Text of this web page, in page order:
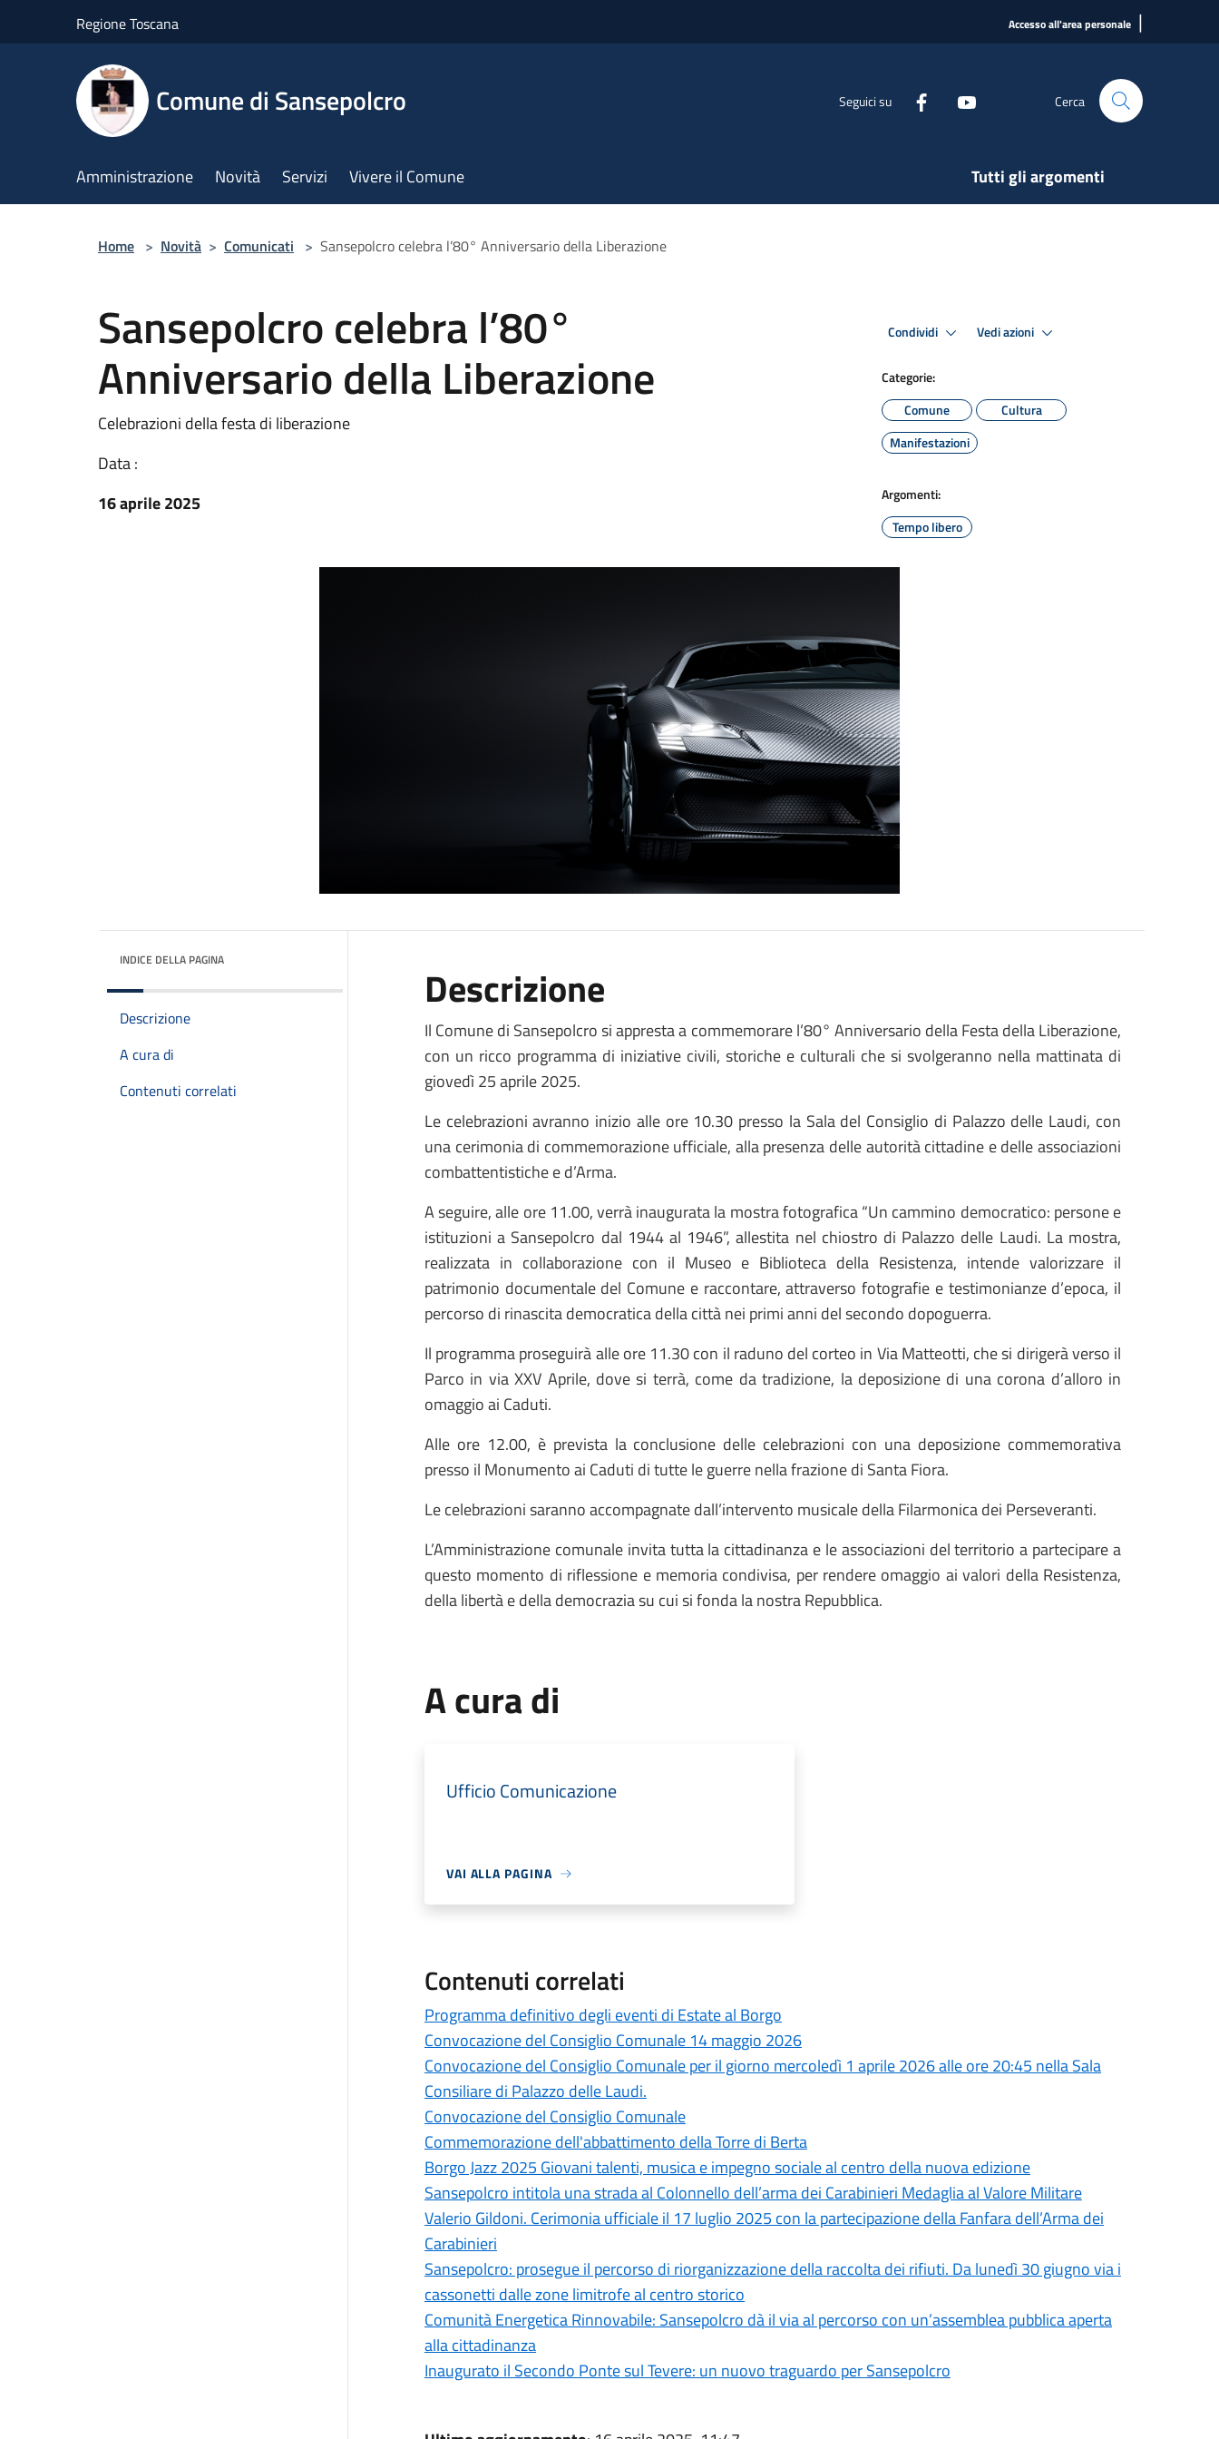
Regione Toscana Accesso all'area personale |
Comune di Sansepolcro Seguici su Cerca
Amministrazione Novità Servizi Vivere il Comune Tutti gli argomenti
Home > Novità > Comunicati > Sansepolcro celebra l’80° Anniversario della Liberazione
Sansepolcro celebra l’80°
Anniversario della Liberazione
Celebrazioni della festa di liberazione
Data :
16 aprile 2025
Condividi Vedi azioni
Categorie:
Comune
Cultura
Manifestazioni
Argomenti:
Tempo libero
INDICE DELLA PAGINA
Descrizione
A cura di
Contenuti correlati
Descrizione
Il Comune di Sansepolcro si appresta a commemorare l’80° Anniversario della Festa della Liberazione,
con un ricco programma di iniziative civili, storiche e culturali che si svolgeranno nella mattinata di
giovedì 25 aprile 2025.
Le celebrazioni avranno inizio alle ore 10.30 presso la Sala del Consiglio di Palazzo delle Laudi, con
una cerimonia di commemorazione ufficiale, alla presenza delle autorità cittadine e delle associazioni
combattentistiche e d’Arma.
A seguire, alle ore 11.00, verrà inaugurata la mostra fotografica “Un cammino democratico: persone e
istituzioni a Sansepolcro dal 1944 al 1946”, allestita nel chiostro di Palazzo delle Laudi. La mostra,
realizzata in collaborazione con il Museo e Biblioteca della Resistenza, intende valorizzare il
patrimonio documentale del Comune e raccontare, attraverso fotografie e testimonianze d’epoca, il
percorso di rinascita democratica della città nei primi anni del secondo dopoguerra.
Il programma proseguirà alle ore 11.30 con il raduno del corteo in Via Matteotti, che si dirigerà verso il
Parco in via XXV Aprile, dove si terrà, come da tradizione, la deposizione di una corona d’alloro in
omaggio ai Caduti.
Alle ore 12.00, è prevista la conclusione delle celebrazioni con una deposizione commemorativa
presso il Monumento ai Caduti di tutte le guerre nella frazione di Santa Fiora.
Le celebrazioni saranno accompagnate dall’intervento musicale della Filarmonica dei Perseveranti.
L’Amministrazione comunale invita tutta la cittadinanza e le associazioni del territorio a partecipare a
questo momento di riflessione e memoria condivisa, per rendere omaggio ai valori della Resistenza,
della libertà e della democrazia su cui si fonda la nostra Repubblica.
A cura di
Ufficio Comunicazione
VAI ALLA PAGINA
Contenuti correlati
Programma definitivo degli eventi di Estate al Borgo
Convocazione del Consiglio Comunale 14 maggio 2026
Convocazione del Consiglio Comunale per il giorno mercoledì 1 aprile 2026 alle ore 20:45 nella Sala
Consiliare di Palazzo delle Laudi.
Convocazione del Consiglio Comunale
Commemorazione dell'abbattimento della Torre di Berta
Borgo Jazz 2025 Giovani talenti, musica e impegno sociale al centro della nuova edizione
Sansepolcro intitola una strada al Colonnello dell’arma dei Carabinieri Medaglia al Valore Militare
Valerio Gildoni. Cerimonia ufficiale il 17 luglio 2025 con la partecipazione della Fanfara dell’Arma dei
Carabinieri
Sansepolcro: prosegue il percorso di riorganizzazione della raccolta dei rifiuti. Da lunedì 30 giugno via i
cassonetti dalle zone limitrofe al centro storico
Comunità Energetica Rinnovabile: Sansepolcro dà il via al percorso con un’assemblea pubblica aperta
alla cittadinanza
Inaugurato il Secondo Ponte sul Tevere: un nuovo traguardo per Sansepolcro